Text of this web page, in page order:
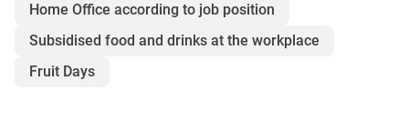
Home Office according to job position
Subsidised food and drinks at the workplace
Fruit Days